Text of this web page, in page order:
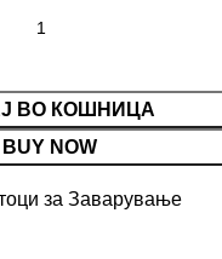
ВО КОШНИЦА
BUY NOW
за Заварување